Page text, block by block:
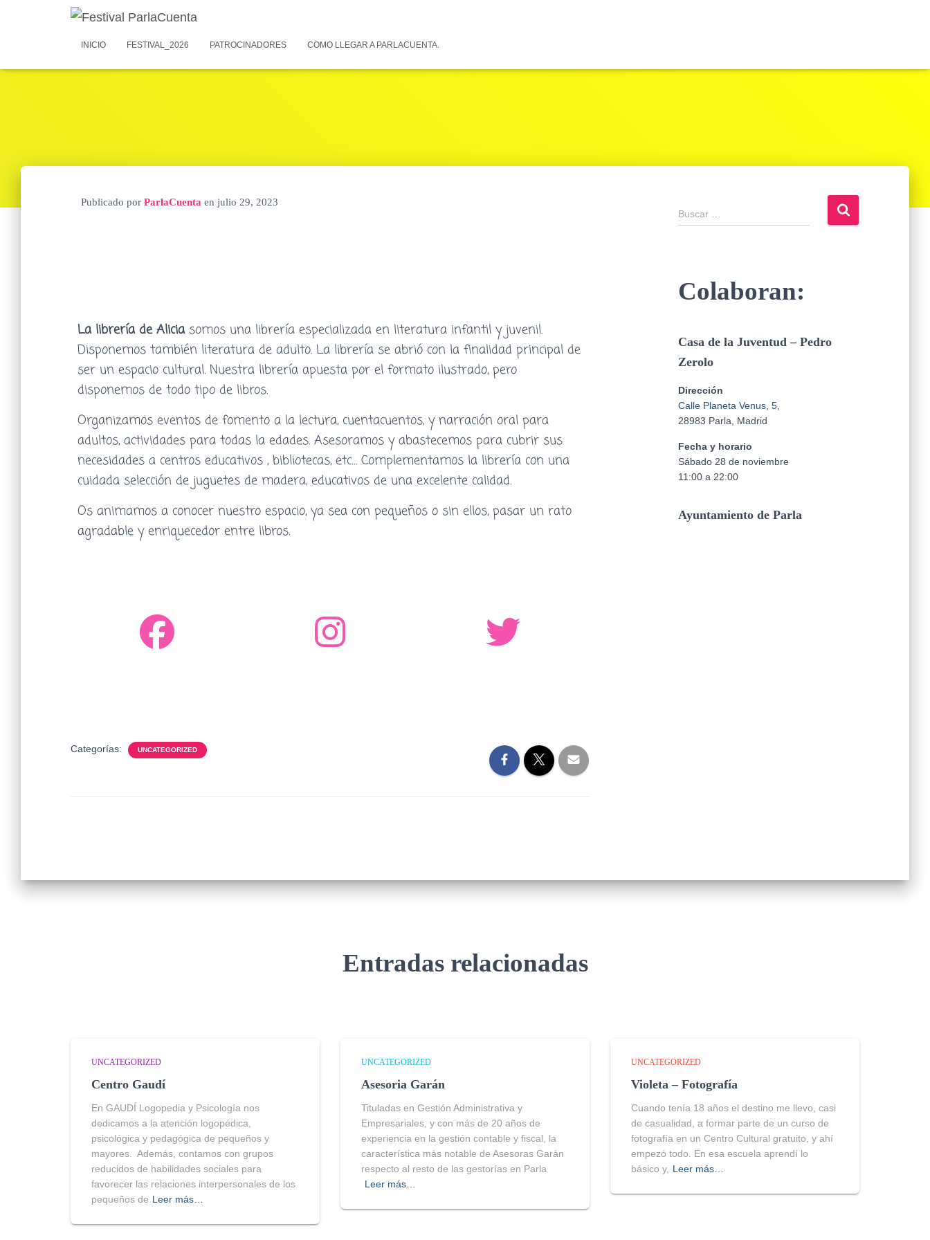
INICIO FESTIVAL_2026 PATROCINADORES COMO LLEGAR A PARLACUENTA.
Publicado por ParlaCuenta en julio 29, 2023
La librería de Aliciasomos una librería especializada en literatura infantil y juvenil.
Disponemos también literatura de adulto. La librería se abrió con la finalidad principal de
ser un espacio cultural. Nuestra librería apuesta por el formato ilustrado, pero
disponemos de todo tipo de libros.
Organizamos eventos de fomento a la lectura, cuentacuentos, y narración oral para
adultos, actividades para todas la edades. Asesoramos y abastecemos para cubrir sus
necesidades a centros educativos , bibliotecas, etc… Complementamos la librería con una
cuidada selección de juguetes de madera, educativos de una excelente calidad.
Os animamos a conocer nuestro espacio, ya sea con pequeños o sin ellos, pasar un rato
agradable y enriquecedor entre libros.
Categorías: UNCATEGORIZED
Buscar …
Colaboran:
Casa de la Juventud – Pedro
Zerolo
Dirección
Calle Planeta Venus, 5,
28983 Parla, Madrid
Fecha y horario
Sábado 28 de noviembre
11:00 a 22:00
Ayuntamiento de Parla
Entradas relacionadas
UNCATEGORIZED
Centro Gaudí
En GAUDÍ Logopedia y Psicología nos
dedicamos a la atención logopédica,
psicológica y pedagógica de pequeños y
mayores. Además, contamos con grupos
reducidos de habilidades sociales para
favorecer las relaciones interpersonales de los
pequeños de Leer más…
UNCATEGORIZED
Asesoria Garán
Tituladas en Gestión Administrativa y
Empresariales, y con más de 20 años de
experiencia en la gestión contable y fiscal, la
característica más notable de Asesoras Garán
respecto al resto de las gestorías en Parla
Leer más…
UNCATEGORIZED
Violeta – Fotografía
Cuando tenía 18 años el destino me llevo, casi
de casualidad, a formar parte de un curso de
fotografía en un Centro Cultural gratuito, y ahí
empezó todo. En esa escuela aprendí lo
básico y, Leer más…